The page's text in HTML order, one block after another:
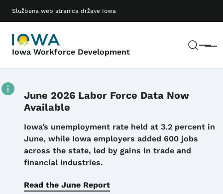
Službena web stranica države Iowa
Iowa Workforce Development Meni
Main navigation
June 2026 Labor Force Data Now
Available
Details
Iowa’s unemployment rate held at 3.2 percent in
June, while Iowa employers added 600 jobs
across the state, led by gains in trade and
financial industries.
Read the June Report